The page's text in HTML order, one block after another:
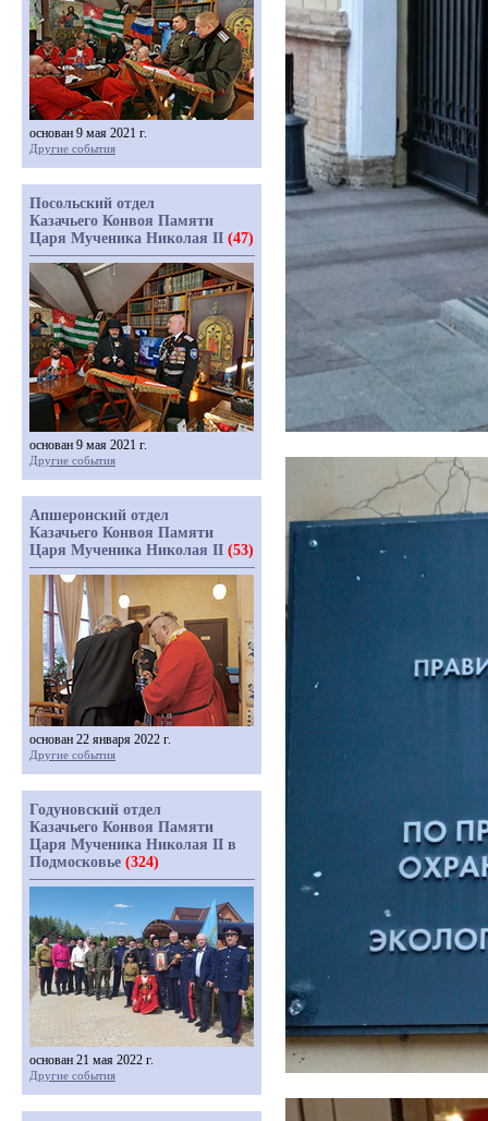
основан 9 мая 2021 г.
Другие события
Посольский отдел
Казачьего Конвоя Памяти
Царя Мученика Николая II (47)
основан 9 мая 2021 г.
Другие события
Апшеронский отдел
Казачьего Конвоя Памяти
Царя Мученика Николая II (53)
основан 22 января 2022 г.
Другие события
Годуновский отдел
Казачьего Конвоя Памяти
Царя Мученика Николая II в
Подмосковье (324)
основан 21 мая 2022 г.
Другие события